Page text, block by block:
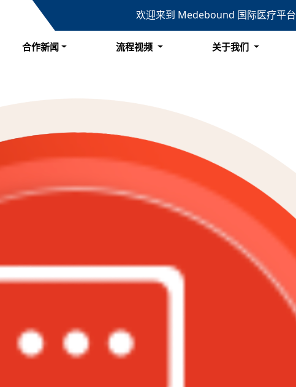
欢迎来到 Medebound 国际医疗平台
合作新闻 流程视频 关于我们